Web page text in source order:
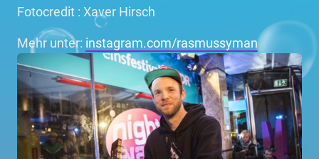
Fotocredit : Xaver Hirsch
Mehr unter: instagram.com/rasmussyman